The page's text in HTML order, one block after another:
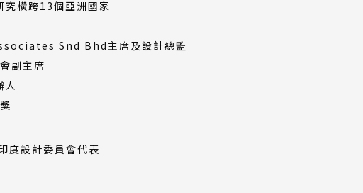
究橫跨13個亞洲國家
Snd Bhd主席及設計總監
副主席
人
設計委員會代表